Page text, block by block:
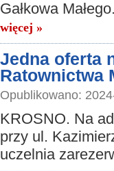
Gałkowa
więcej »
Jedna oferta
Ratownictwa
Opublikowano:
KROSNO. Na
przy ul.
uczelnia